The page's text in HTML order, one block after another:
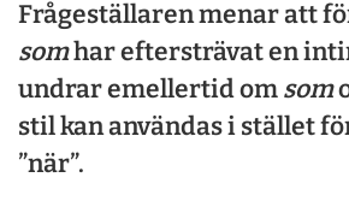
Frågeställaren menar att
somhar eftersträvat en
undrar emellertid omsom
stil kan användas i stället
”när”.